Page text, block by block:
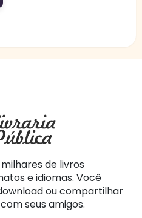
de livros
e idiomas. Você
ou compartilhar
seus amigos.